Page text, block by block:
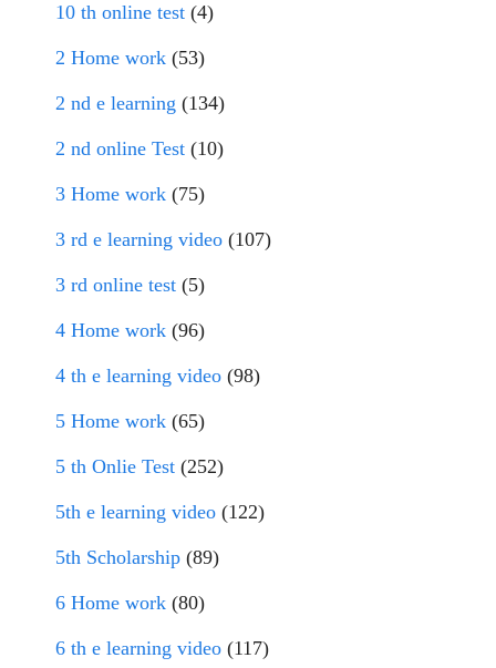
10 th online test (4)
2 Home work (53)
2 nd e learning (134)
2 nd online Test (10)
3 Home work (75)
3 rd e learning video (107)
3 rd online test (5)
4 Home work (96)
4 th e learning video (98)
5 Home work (65)
5 th Onlie Test (252)
5th e learning video (122)
5th Scholarship (89)
6 Home work (80)
6 th e learning video (117)